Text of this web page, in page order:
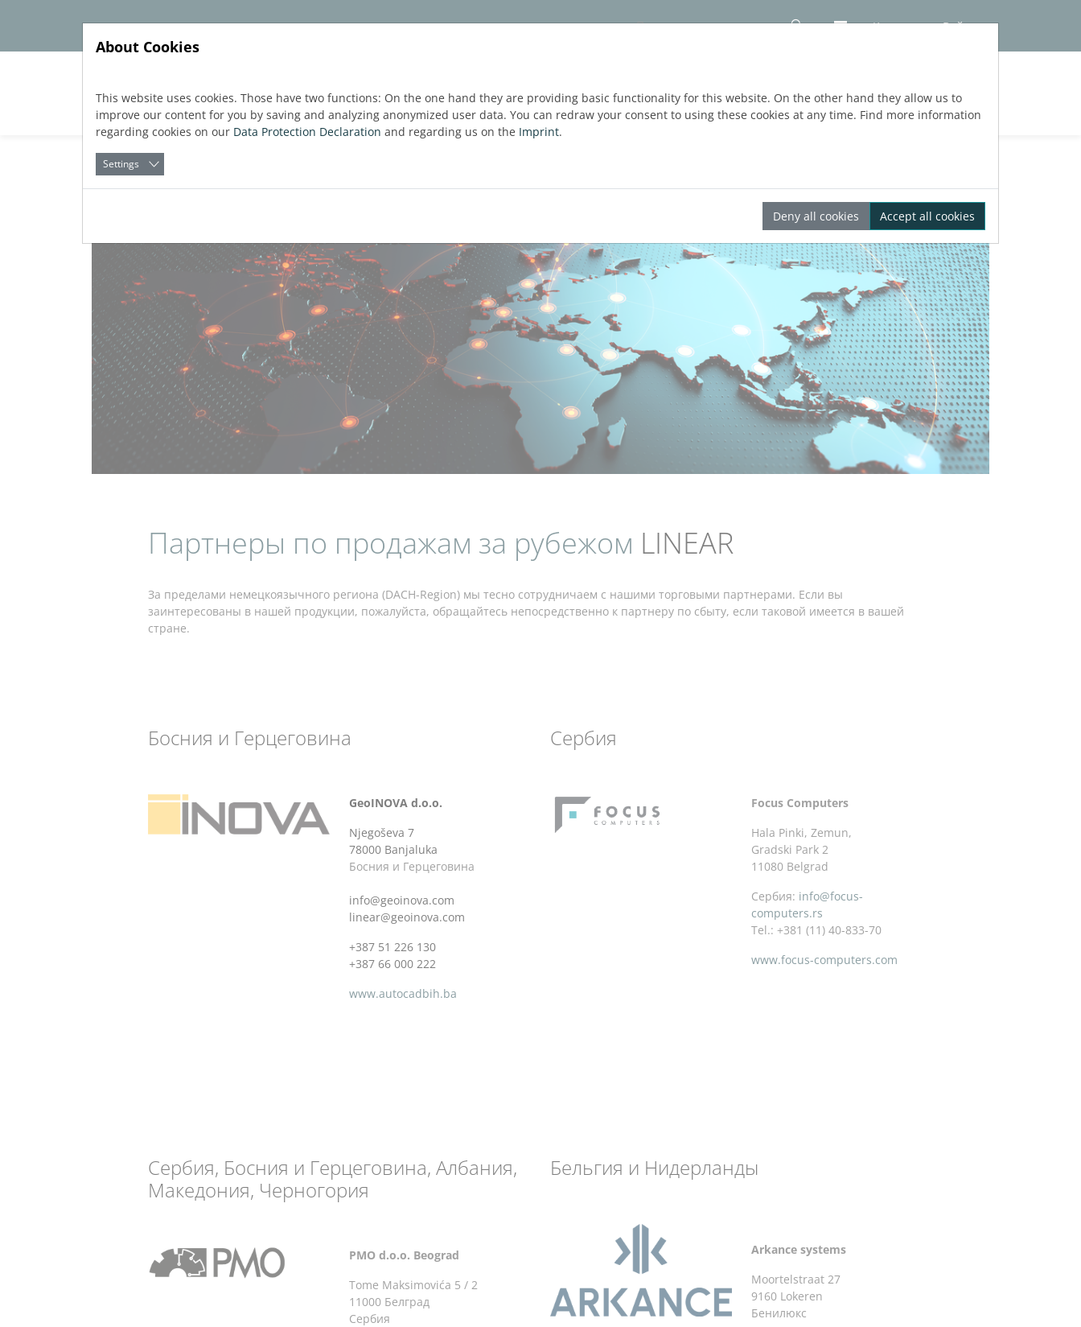
Контакт
Войти
Продукты Услуги Блог ЗАПРОС ТЕСТОВОЙ ВЕРСИИ
Партнеры по продажам за рубежом LINEAR
За пределами немецкоязычного региона (DACH-Region) мы тесно сотрудничаем с нашими торговыми партнерами. Если вы
заинтересованы в нашей продукции, пожалуйста, обращайтесь непосредственно к партнеру по сбыту, если таковой имеется в вашей
стране.
Босния и Герцеговина
GeoINOVA d.o.o.
Njegoševa 7
78000 Banjaluka
Босния и Герцеговина
info@geoinova.com
linear@geoinova.com
+387 51 226 130
+387 66 000 222
www.autocadbih.ba
Сербия
Focus Computers
Hala Pinki, Zemun,
Gradski Park 2
11080 Belgrad
Сербия: info@focus-
computers.rs
Tel.: +381 (11) 40-833-70
www.focus-computers.com
Сербия, Босния и Герцеговина, Албания,
Македония, Черногория
PMO d.o.o. Beograd
Tome Maksimovića 5 / 2
11000 Белград
Сербия
Бельгия и Нидерланды
Arkance systems
Moortelstraat 27
9160 Lokeren
Бенилюкс
About Cookies
This website uses cookies. Those have two functions: On the one hand they are providing basic functionality for this website. On the other hand they allow us to
improve our content for you by saving and analyzing anonymized user data. You can redraw your consent to using these cookies at any time. Find more information
regarding cookies on our Data Protection Declaration and regarding us on the Imprint.
Settings
Deny all cookies Accept all cookies